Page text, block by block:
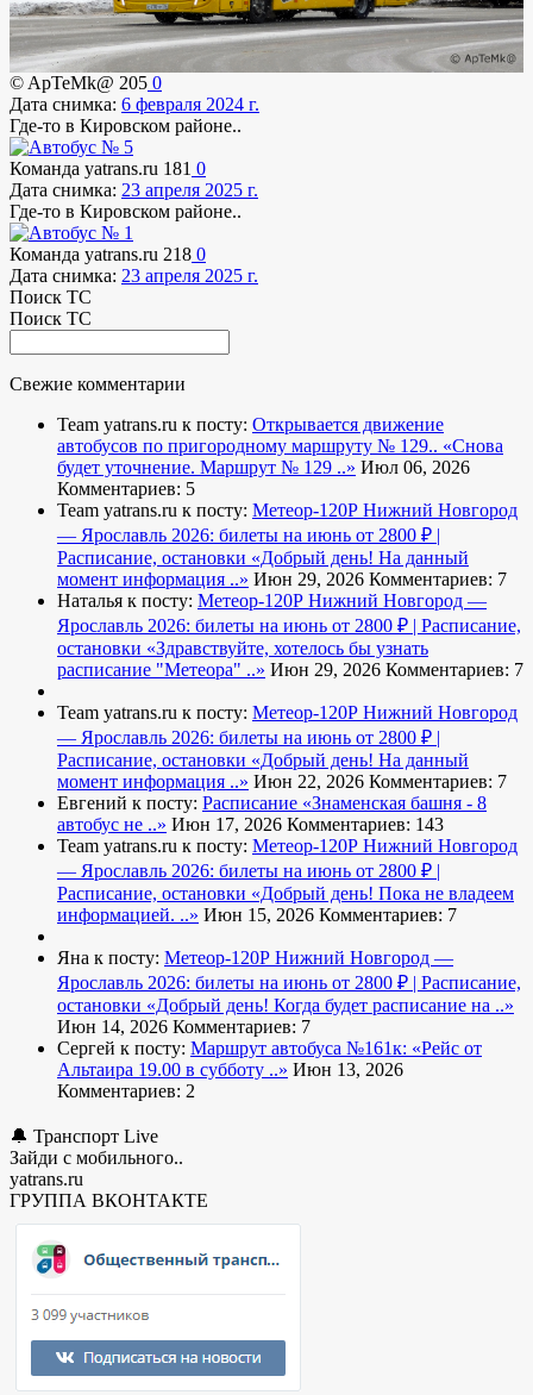
© ApTeMk@ 205 0
Дата снимка: 6 февраля 2024 г.
Где-то в Кировском районе..
Команда yatrans.ru 181 0
Дата снимка: 23 апреля 2025 г.
Где-то в Кировском районе..
Команда yatrans.ru 218 0
Дата снимка: 23 апреля 2025 г.
Поиск ТС
Поиск ТС
Свежие комментарии
Team yatrans.ru к посту: Открывается движение
автобусов по пригородному маршруту № 129.. «Снова
будет уточнение. Маршрут № 129 ..» Июл 06, 2026
Комментариев: 5
Team yatrans.ru к посту: Метеор-120Р Нижний Новгород
— Ярославль 2026: билеты на июнь от 2800 ₽ |
Расписание, остановки «Добрый день! На данный
момент информация ..» Июн 29, 2026 Комментариев: 7
Наталья к посту: Метеор-120Р Нижний Новгород —
Ярославль 2026: билеты на июнь от 2800 ₽ | Расписание,
остановки «Здравствуйте, хотелось бы узнать
расписание "Метеора" ..» Июн 29, 2026 Комментариев: 7
Team yatrans.ru к посту: Метеор-120Р Нижний Новгород
— Ярославль 2026: билеты на июнь от 2800 ₽ |
Расписание, остановки «Добрый день! На данный
момент информация ..» Июн 22, 2026 Комментариев: 7
Евгений к посту: Расписание «Знаменская башня - 8
автобус не ..» Июн 17, 2026 Комментариев: 143
Team yatrans.ru к посту: Метеор-120Р Нижний Новгород
— Ярославль 2026: билеты на июнь от 2800 ₽ |
Расписание, остановки «Добрый день! Пока не владеем
информацией. ..» Июн 15, 2026 Комментариев: 7
Яна к посту: Метеор-120Р Нижний Новгород —
Ярославль 2026: билеты на июнь от 2800 ₽ | Расписание,
остановки «Добрый день! Когда будет расписание на ..»
Июн 14, 2026 Комментариев: 7
Сергей к посту: Маршрут автобуса №161к: «Рейс от
Альтаира 19.00 в субботу ..» Июн 13, 2026
Комментариев: 2
🔔 Транспорт Live
Зайди с мобильного..
yatrans.ru
ГРУППА ВКОНТАКТЕ